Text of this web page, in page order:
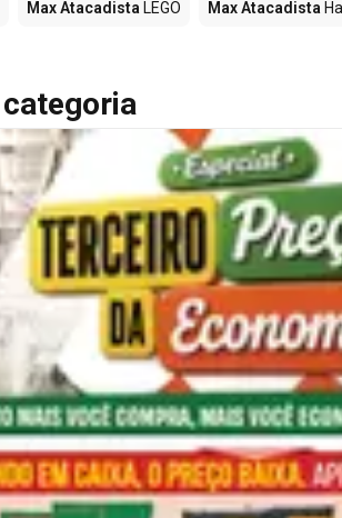
Max Atacadista LEGO Max Atacadista